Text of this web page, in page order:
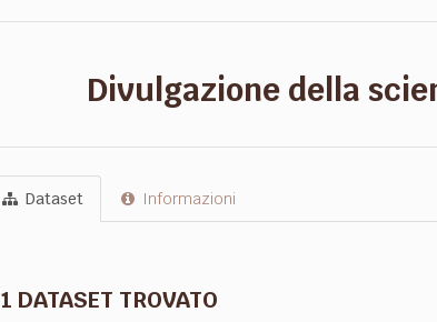
Divulgazione della
Dataset Informazioni
1 DATASET TROVATO